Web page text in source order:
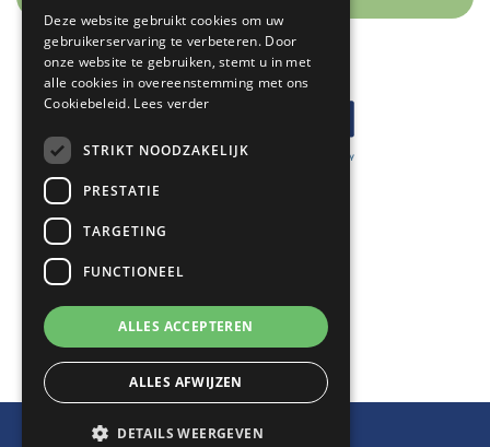
+31 (0)478 551200
info@argowil.nl
GERMAN
Deze website gebruikt cookies om uw
gebruikerservaring te verbeteren. Door
onze website te gebruiken, stemt u in met
alle cookies in overeenstemming met ons
Cookiebeleid. Lees verder
STRIKT NOODZAKELIJK
PRESTATIE
TARGETING
FUNCTIONEEL
ALLES ACCEPTEREN
ALLES AFWIJZEN
DETAILS WEERGEVEN